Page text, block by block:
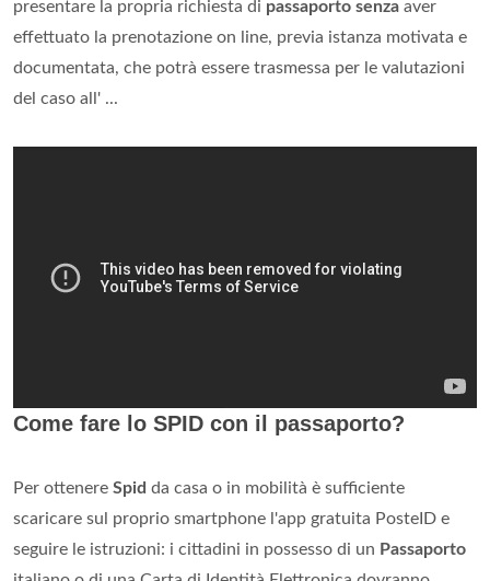
presentare la propria richiesta di passaporto senza aver
effettuato la prenotazione on line, previa istanza motivata e
documentata, che potrà essere trasmessa per le valutazioni
del caso all' ...
Come fare lo SPID con il passaporto?
Per ottenere Spid da casa o in mobilità è sufficiente
scaricare sul proprio smartphone l'app gratuita PosteID e
seguire le istruzioni: i cittadini in possesso di un Passaporto